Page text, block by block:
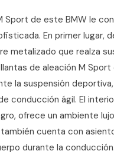
Sport de este BMW le
En primer lugar,
metalizado que realza
de aleación M
la suspensión
conducción ágil. El
ofrece un ambiente
cuenta con
durante la conducción.